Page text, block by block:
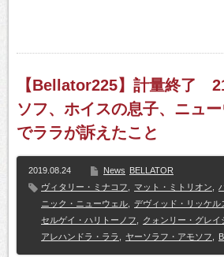
【Bellator225】計量終了
ソフ、ホイスの息子、ニュ
でララが訴えたこと
2019.08.24 News BELLATOR
ヴィタリー・ミナコフ
マット・ミトリオン
ニック・ニューウェル
デヴィッド・リッケル
セルゲイ・ハリトーノフ
クォンリー・グレイ
アレハンドラ・ララ
ヤーソラフ・アモソフ